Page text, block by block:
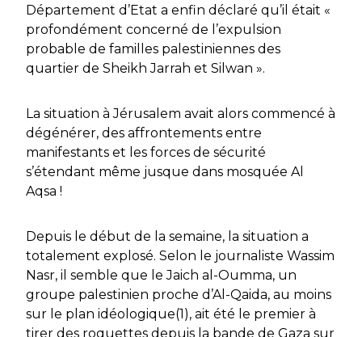
Département d’Etat a enfin déclaré qu’il était «
profondément concerné de l’expulsion
probable de familles palestiniennes des
quartier de Sheikh Jarrah et Silwan ».
La situation à Jérusalem avait alors commencé à
dégénérer, des affrontements entre
manifestants et les forces de sécurité
s’étendant même jusque dans mosquée Al
Aqsa !
Depuis le début de la semaine, la situation a
totalement explosé. Selon le journaliste Wassim
Nasr, il semble que le Jaich al-Oumma, un
groupe palestinien proche d’Al-Qaida, au moins
sur le plan idéologique(1), ait été le premier à
tirer des roquettes depuis la bande de Gaza sur